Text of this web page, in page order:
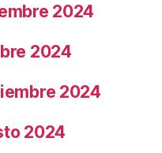
2024
2024
2024
2024